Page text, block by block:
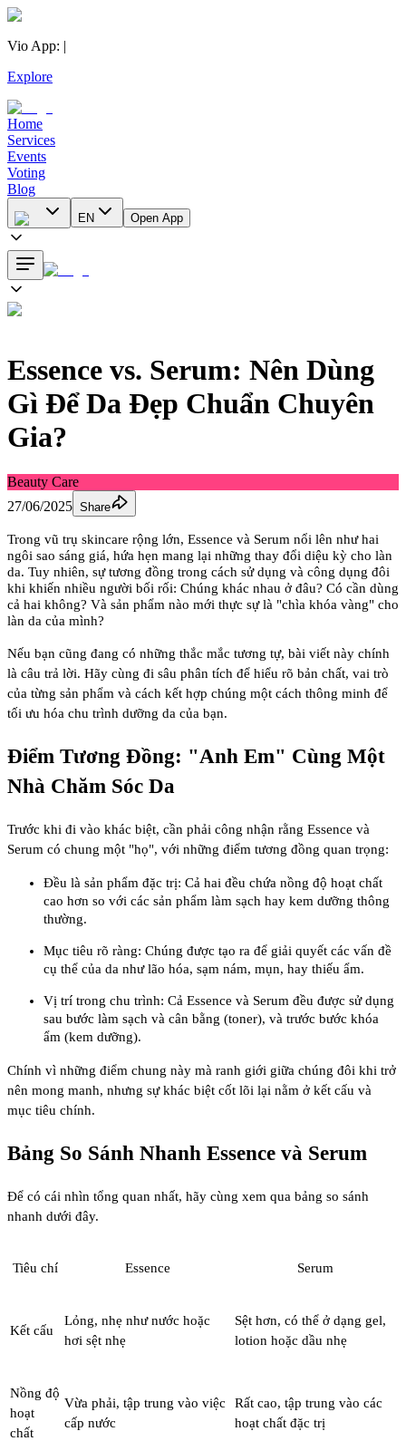
Vio App: |
Explore
Home
Services
Events
Voting
Blog
EN Open App
Essence vs. Serum: Nên Dùng
Gì Để Da Đẹp Chuẩn Chuyên
Gia?
Beauty Care
27/06/2025 Share
Trong vũ trụ skincare rộng lớn, Essence và Serum nổi lên như hai
ngôi sao sáng giá, hứa hẹn mang lại những thay đổi diệu kỳ cho làn
da. Tuy nhiên, sự tương đồng trong cách sử dụng và công dụng đôi
khi khiến nhiều người bối rối: Chúng khác nhau ở đâu? Có cần dùng
cả hai không? Và sản phẩm nào mới thực sự là "chìa khóa vàng" cho
làn da của mình?
Nếu bạn cũng đang có những thắc mắc tương tự, bài viết này chính
là câu trả lời. Hãy cùng đi sâu phân tích để hiểu rõ bản chất, vai trò
của từng sản phẩm và cách kết hợp chúng một cách thông minh để
tối ưu hóa chu trình dưỡng da của bạn.
Điểm Tương Đồng: "Anh Em" Cùng Một
Nhà Chăm Sóc Da
Trước khi đi vào khác biệt, cần phải công nhận rằng Essence và
Serum có chung một "họ", với những điểm tương đồng quan trọng:
Đều là sản phẩm đặc trị: Cả hai đều chứa nồng độ hoạt chất
cao hơn so với các sản phẩm làm sạch hay kem dưỡng thông
thường.
Mục tiêu rõ ràng: Chúng được tạo ra để giải quyết các vấn đề
cụ thể của da như lão hóa, sạm nám, mụn, hay thiếu ẩm.
Vị trí trong chu trình: Cả Essence và Serum đều được sử dụng
sau bước làm sạch và cân bằng (toner), và trước bước khóa
ẩm (kem dưỡng).
Chính vì những điểm chung này mà ranh giới giữa chúng đôi khi trở
nên mong manh, nhưng sự khác biệt cốt lõi lại nằm ở kết cấu và
mục tiêu chính.
Bảng So Sánh Nhanh Essence và Serum
Để có cái nhìn tổng quan nhất, hãy cùng xem qua bảng so sánh
nhanh dưới đây.
Tiêu chí Essence Serum
Kết cấu
Lỏng, nhẹ như nước hoặc
hơi sệt nhẹ
Sệt hơn, có thể ở dạng gel,
lotion hoặc dầu nhẹ
Nồng độ
hoạt
chất
Vừa phải, tập trung vào việc
cấp nước
Rất cao, tập trung vào các
hoạt chất đặc trị